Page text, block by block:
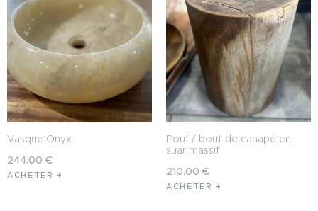
Vasque Onyx
244.00 €
ACHETER
Pouf / bout de canapé en
suar massif
210.00 €
ACHETER